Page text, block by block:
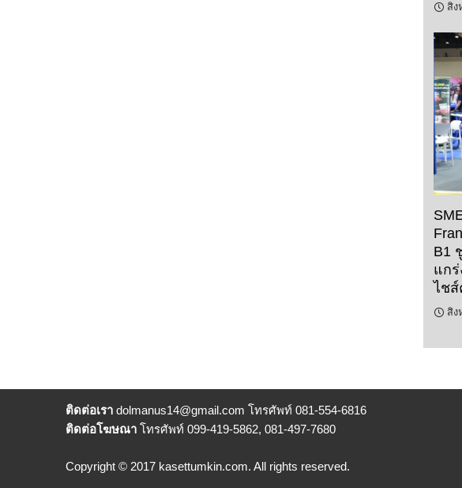
สิง
B1
แก
ไช
สิง
ติดต่อเรา dolmanus14@gmail.com โทรศัพท์ 081-554-6816
ติดต่อโฆษณา โทรศัพท์ 099-419-5862, 081-497-7680
Copyright © 2017 kasettumkin.com. All rights reserved.